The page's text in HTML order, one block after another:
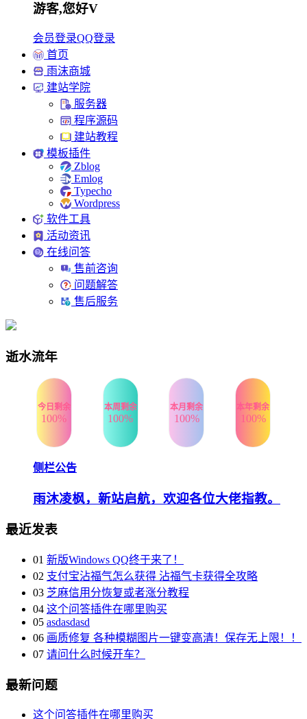
游客,您好V
会员登录QQ登录
首页
雨沫商城
建站学院
服务器
程序源码
建站教程
模板插件
Zblog
Emlog
Typecho
Wordpress
软件工具
活动资讯
在线问答
售前咨询
问题解答
售后服务
逝水流年
今日剩余
100%
本周剩余
100%
本月剩余
100%
本年剩余
100%
侧栏公告
雨沐凌枫，新站启航，欢迎各位大佬指教。
最近发表
01 新版Windows QQ终于来了！
02 支付宝沾福气怎么获得 沾福气卡获得全攻略
03 芝麻信用分恢复或者涨分教程
04 这个问答插件在哪里购买
05 asdasdasd
06 画质修复 各种模糊图片一键变高清！保存无上限！！
07 请问什么时候开车？
最新问题
这个问答插件在哪里购买